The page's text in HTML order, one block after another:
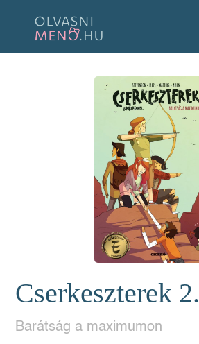
Cserkeszterek 2.
Barátság a maximumon